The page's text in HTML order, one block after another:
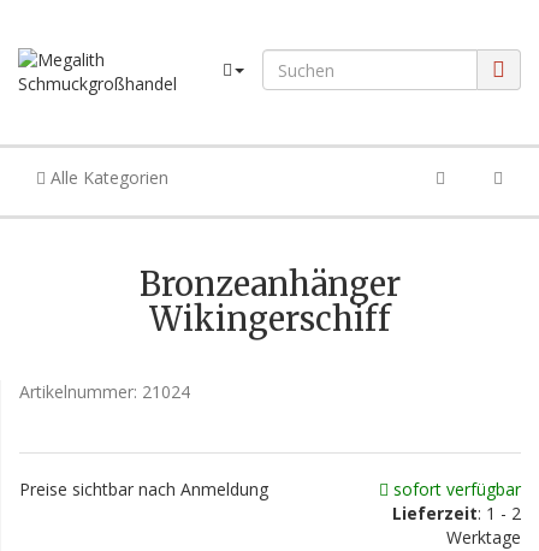
Alle Kategorien
Bronzeanhänger
Wikingerschiff
Artikelnummer: 21024
Preise sichtbar nach Anmeldung
sofort verfügbar
Lieferzeit: 1 - 2
Werktage